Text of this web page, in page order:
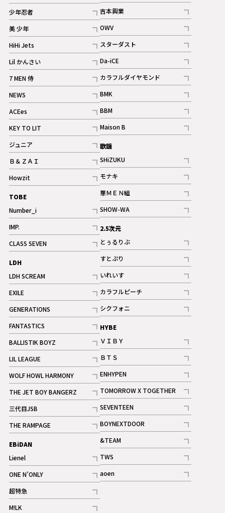
記事
ギャラリー
少年忍者
記事
美 少年
記事
HiHi Jets
記事
Lil かんさい
記事
7 MEN 侍
記事
NEWS
記事
ACEes
記事
KEY TO LIT
記事
ジュニア
記事
Ｂ＆ＺＡＩ
記事
Howzit
記事
TOBE
Number_i
記事
IMP.
記事
CLASS SEVEN
記事
LDH
LDH SCREAM
記事
EXILE
記事
GENERATIONS
記事
FANTASTICS
記事
BALLISTIK BOYZ
記事
LIL LEAGUE
記事
WOLF HOWL HARMONY
記事
THE JET BOY BANGERZ
記事
三代目JSB
記事
THE RAMPAGE
記事
ギャラリー
EBiDAN
Lienel
記事
ONE N’ONLY
記事
超特急
記事
M!LK
記事
吉本興業
記事
OWV
記事
ギャラリー
スターダスト
記事
Da-iCE
記事
カラフルダイヤモンド
記事
BMK
記事
BBM
記事
ギャラリー
Maison B
記事
歌謡
SHiZUKU
記事
モナキ
記事
華ＭＥＮ組
記事
SHOW-WA
記事
2.5次元
とぅるりぶ
記事
すとぷり
記事
ギャラリー
いれいす
記事
ギャラリー
カラフルピーチ
記事
シクフォニ
記事
HYBE
ＶＩＢＹ
記事
ＢＴＳ
記事
ENHYPEN
記事
TOMORROW X TOGETHER
記事
ギャラリー
SEVENTEEN
記事
BOYNEXTDOOR
記事
&TEAM
記事
TWS
記事
aoen
記事